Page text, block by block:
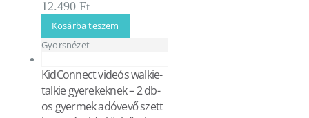
12.490 Ft
Kosárba teszem
Gyorsnézet
KidConnect videós walkie-
talkie gyerekeknek – 2 db-
os gyermek adóvevő szett